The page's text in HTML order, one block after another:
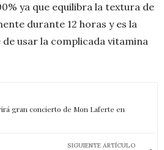
ya que equilibra la textura de
durante 12 horas y es la
usar la complicada vitamina
gran concierto de Mon Laferte en
SIGUIENTE ARTÍCULO